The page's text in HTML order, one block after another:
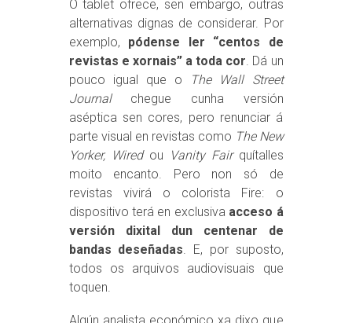
O tablet ofrece, sen embargo, outras
alternativas dignas de considerar. Por
exemplo, pódense ler “centos de
revistas e xornais” a toda cor. Dá un
pouco igual que o
The Wall Street
Journalchegue cunha versión
aséptica sen cores, pero renunciar á
parte visual en revistas como The New
Yorker, Wiredou Vanity Fairquítalles
moito encanto. Pero non só de
revistas vivirá o colorista Fire: o
dispositivo terá en exclusiva acceso á
versión dixital dun centenar de
bandas deseñadas. E, por suposto,
todos os arquivos audiovisuais que
toquen.